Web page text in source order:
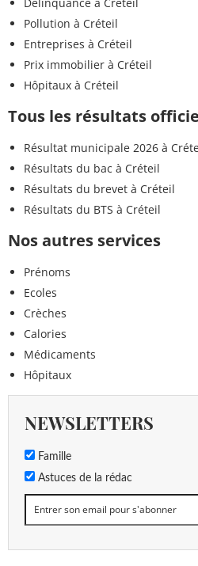
Pollution à Créteil
Entreprises à Créteil
Prix immobilier à Créteil
Hôpitaux à Créteil
Tous les résultats
Résultat municipale 2026 à
Résultats du bac à Créteil
Résultats du brevet à Créteil
Résultats du BTS à Créteil
Nos autres services
Prénoms
Ecoles
Crèches
Calories
Médicaments
Hôpitaux
NEWSLETTERS
Famille
Astuces de la rédac